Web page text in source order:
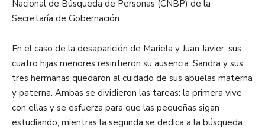
Nacional de Búsqueda de Personas (CNBP) de la
Secretaría de Gobernación.
En el caso de la desaparición de Mariela y Juan Javier, sus
cuatro hijas menores resintieron su ausencia. Sandra y sus
tres hermanas quedaron al cuidado de sus abuelas materna
y paterna. Ambas se dividieron las tareas: la primera vive
con ellas y se esfuerza para que las pequeñas sigan
estudiando, mientras la segunda se dedica a la búsqueda